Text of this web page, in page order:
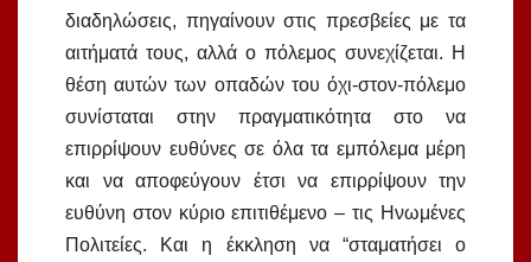
διαδηλώσεις, πηγαίνουν στις πρεσβείες με τα
αιτήματά τους, αλλά ο πόλεμος συνεχίζεται. Η
θέση αυτών των οπαδών του όχι-στον-πόλεμο
συνίσταται στην πραγματικότητα στο να
επιρρίψουν ευθύνες σε όλα τα εμπόλεμα μέρη
και να αποφεύγουν έτσι να επιρρίψουν την
ευθύνη στον κύριο επιτιθέμενο – τις Ηνωμένες
Πολιτείες. Και η έκκληση να “σταματήσει ο